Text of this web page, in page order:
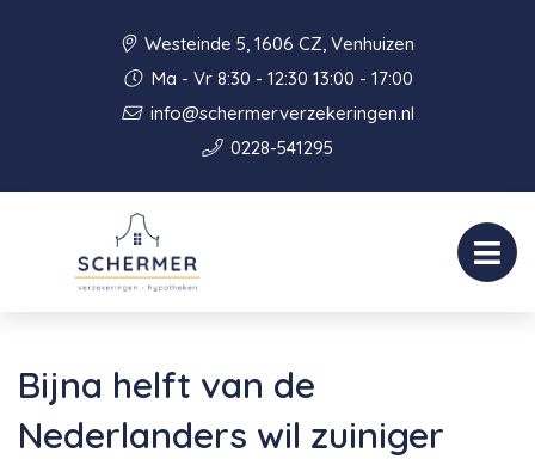
Westeinde 5, 1606 CZ, Venhuizen
Ma - Vr 8:30 - 12:30 13:00 - 17:00
info@schermerverzekeringen.nl
0228-541295
Bijna helft van de
Nederlanders wil zuiniger